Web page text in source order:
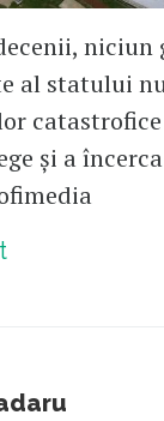
niciun
al statului
și a